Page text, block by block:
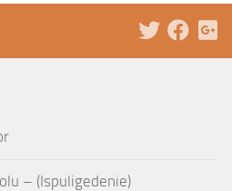
– (Ispuligedenie)